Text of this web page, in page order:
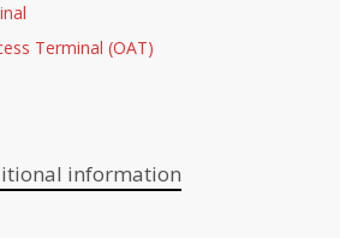
Terminal (OAT)
information